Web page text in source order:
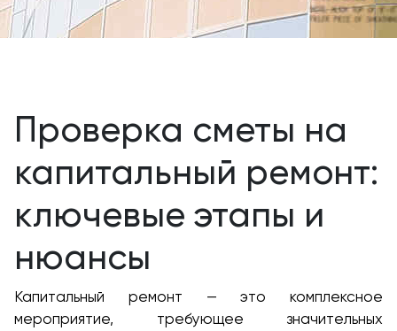
Проверка сметы на
капитальный ремонт:
ключевые этапы и
нюансы
Капитальный ремонт — это комплексное
мероприятие, требующее значительных